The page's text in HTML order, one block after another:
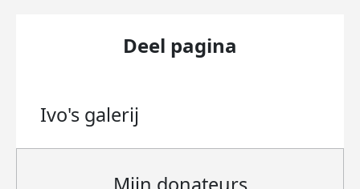
Deel pagina
Ivo's galerij